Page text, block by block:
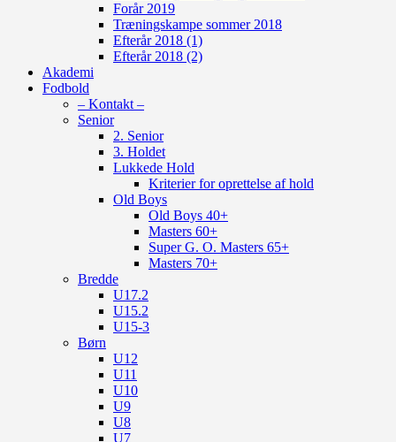
Forår 2019
Træningskampe sommer 2018
Efterår 2018 (1)
Efterår 2018 (2)
Akademi
Fodbold
– Kontakt –
Senior
2. Senior
3. Holdet
Lukkede Hold
Kriterier for oprettelse af hold
Old Boys
Old Boys 40+
Masters 60+
Super G. O. Masters 65+
Masters 70+
Bredde
U17.2
U15.2
U15-3
Børn
U12
U11
U10
U9
U8
U7